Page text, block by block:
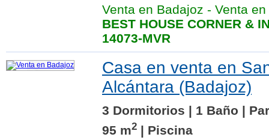
Venta en Badajoz - Venta
BEST HOUSE CORNER &
14073-MVR
Casa en venta en
Alcántara (Badajoz)
3 Dormitorios | 1 Baño |
95 m2 | Piscina